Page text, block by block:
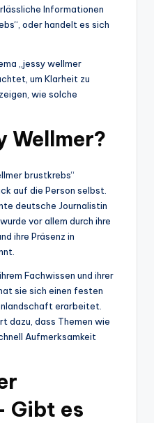
Informationen
oder handelt es sich
„jessy wellmer
um Klarheit zu
wie solche
Wellmer?
brustkrebs“
auf die Person selbst.
deutsche Journalistin
vor allem durch ihre
ihre Präsenz in
Fachwissen und ihrer
sie sich einen festen
erarbeitet.
dazu, dass Themen wie
Aufmerksamkeit
Gibt es